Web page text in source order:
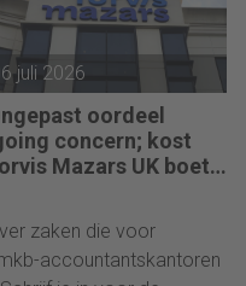
juli 2026
oordeel
concern; kost
Mazars UK boete
zaken die voor
accountantskantoren